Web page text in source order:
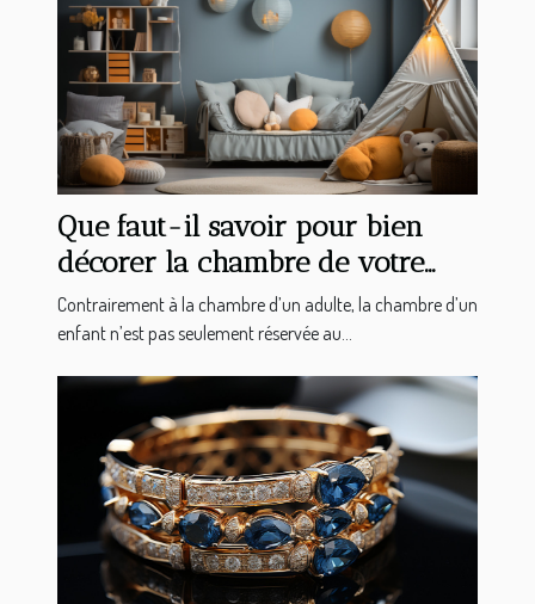
Que faut-il savoir pour bien
décorer la chambre de votre
enfant ?
Contrairement à la chambre d’un adulte, la chambre d’un
enfant n’est pas seulement réservée au...